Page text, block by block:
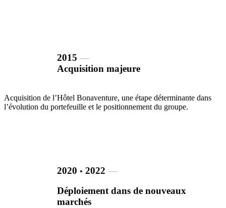
2015 ―
Acquisition majeure
Acquisition de l’Hôtel Bonaventure, une étape déterminante dans
l’évolution du portefeuille et le positionnement du groupe.
2020 • 2022 ―
Déploiement dans de nouveaux
marchés